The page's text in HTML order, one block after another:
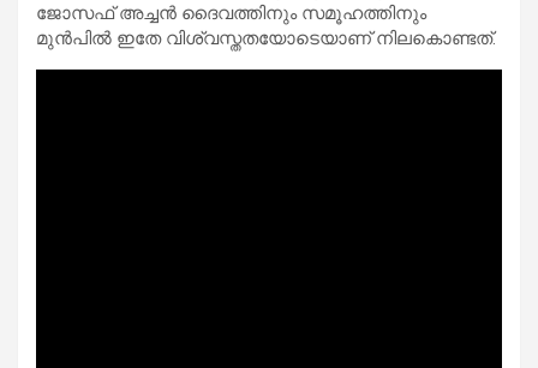
ജോസഫ് അച്ചൻ ദൈവത്തിനും സമൂഹത്തിനും
മുൻപിൽ ഇതേ വിശ്വസ്തതയോടെയാണ് നിലകൊണ്ടത്.